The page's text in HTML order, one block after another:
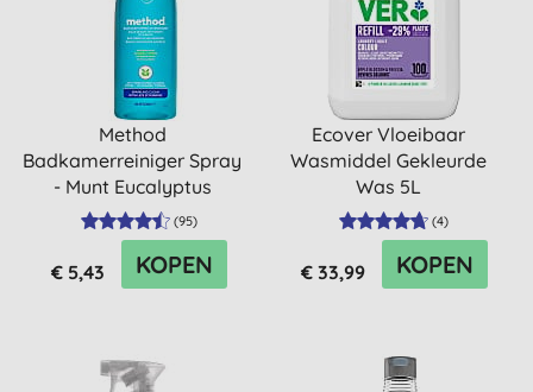
Method
Badkamerreiniger Spray
- Munt Eucalyptus
(828ml) (95)
€ 5,43 KOPEN
Ecover Vloeibaar
Wasmiddel Gekleurde
Was 5L
(4)
€ 33,99 KOPEN